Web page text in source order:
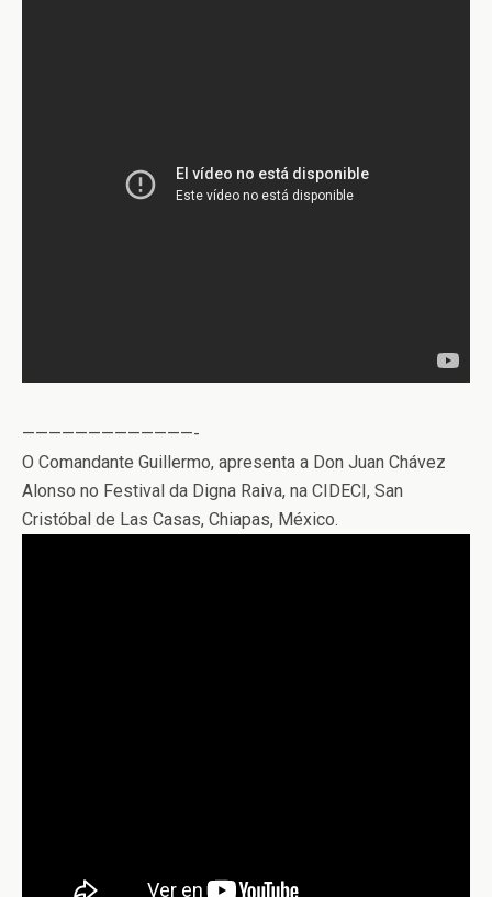
—————————————-
O Comandante Guillermo, apresenta a Don Juan Chávez
Alonso no Festival da Digna Raiva, na CIDECI, San
Cristóbal de Las Casas, Chiapas, México.